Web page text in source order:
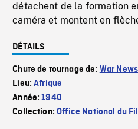
détachent de la formation
caméra et montent en
DÉTAILS
Chute de tournage de: War News
Lieu:Afrique
Année:1940
Collection:Office National du